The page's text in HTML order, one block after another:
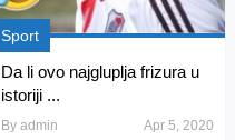
Sport
Da li ovo najgluplja frizura u
istoriji ...
Byadmin Apr 5, 2020